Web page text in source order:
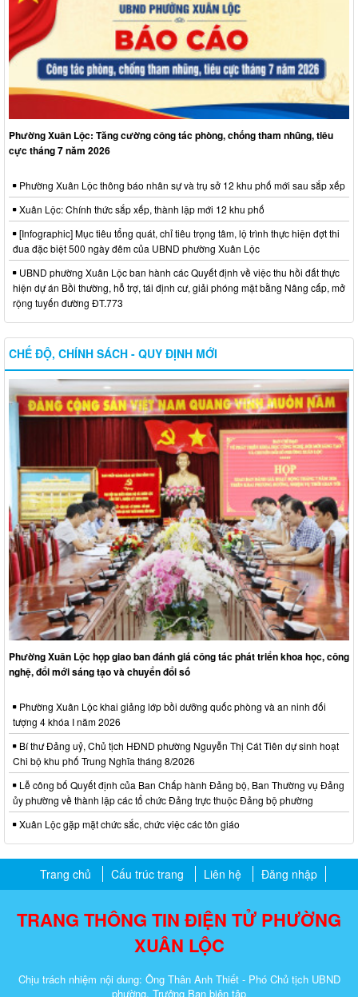
Phường Xuân Lộc: Tăng cường công tác phòng, chống tham nhũng, tiêu
cực tháng 7 năm 2026
Phường Xuân Lộc thông báo nhân sự và trụ sở 12 khu phố mới sau sắp xếp
Xuân Lộc: Chính thức sắp xếp, thành lập mới 12 khu phố
[Infographic] Mục tiêu tổng quát, chỉ tiêu trọng tâm, lộ trình thực hiện đợt thi
đua đặc biệt 500 ngày đêm của UBND phường Xuân Lộc
UBND phường Xuân Lộc ban hành các Quyết định về việc thu hồi đất thực
hiện dự án Bồi thường, hỗ trợ, tái định cư, giải phóng mặt bằng Nâng cấp, mở
rộng tuyến đường ĐT.773
CHẾ ĐỘ, CHÍNH SÁCH - QUY ĐỊNH MỚI
Phường Xuân Lộc họp giao ban đánh giá công tác phát triển khoa học, công
nghệ, đổi mới sáng tạo và chuyển đổi số
Phường Xuân Lộc khai giảng lớp bồi dưỡng quốc phòng và an ninh đối
tượng 4 khóa I năm 2026
Bí thư Đảng uỷ, Chủ tịch HĐND phường Nguyễn Thị Cát Tiên dự sinh hoạt
Chi bộ khu phố Trung Nghĩa tháng 8/2026
Lễ công bố Quyết định của Ban Chấp hành Đảng bộ, Ban Thường vụ Đảng
ủy phường về thành lập các tổ chức Đảng trực thuộc Đảng bộ phường
Xuân Lộc gặp mặt chức sắc, chức việc các tôn giáo
Trang chủ Cấu trúc trang Liên hệ Đăng nhập
TRANG THÔNG TIN ĐIỆN TỬ PHƯỜNG
XUÂN LỘC
Chịu trách nhiệm nội dung: Ông Thân Anh Thiết - Phó Chủ tịch UBND
phường, Trưởng Ban biên tập